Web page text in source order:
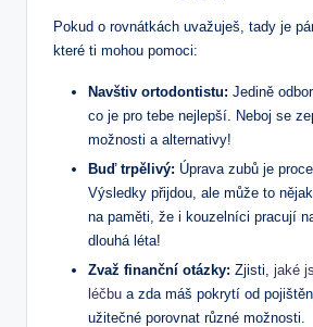
Pokud o rovnátkách uvažuješ, tady je
které ti mohou pomoci:
Navštiv ortodontistu: Jedině
co je pro tebe nejlepší. Neboj se
možnosti a alternativy!
Buď trpělivý: Úprava zubů je
Výsledky přijdou, ale může to
na paměti, že i kouzelníci pracují
dlouhá léta!
Zvaž finanční otázky: Zjisti, jaké
léčbu a zda máš pokrytí od
užitečné porovnat různé možnosti.